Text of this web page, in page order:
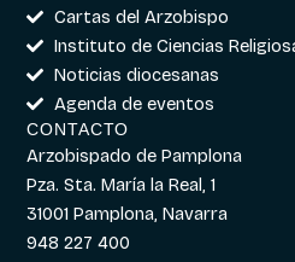
Cartas del Arzobispo
Instituto de Ciencias
Noticias diocesanas
Agenda de eventos
CONTACTO
Arzobispado de Pamplona
Pza. Sta. María la Real, 1
31001 Pamplona, Navarra
948 227 400